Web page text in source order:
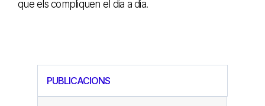
que els compliquen el dia a dia.
PUBLICACIONS